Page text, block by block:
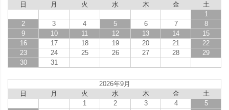
日
月 火 水 木 金
土
1
2
3 4 5 6 7
8
9
10 11 12 13 14
15
16
17 18 19 20 21
22
23
24 25 26 27 28
29
30
31
2026年9月
日
月 火 水 木 金
土
1
2 3 4
5